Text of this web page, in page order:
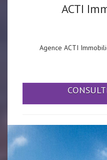
ACTI
Agence ACTI